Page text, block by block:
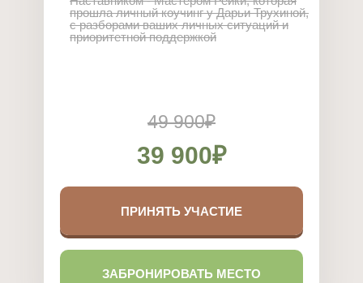
прошла личный коучинг у Дарьи Трухиной,
с разборами ваших личных ситуаций и
приоритетной поддержкой
49 900₽
39 900₽
ПРИНЯТЬ УЧАСТИЕ
ЗАБРОНИРОВАТЬ МЕСТО